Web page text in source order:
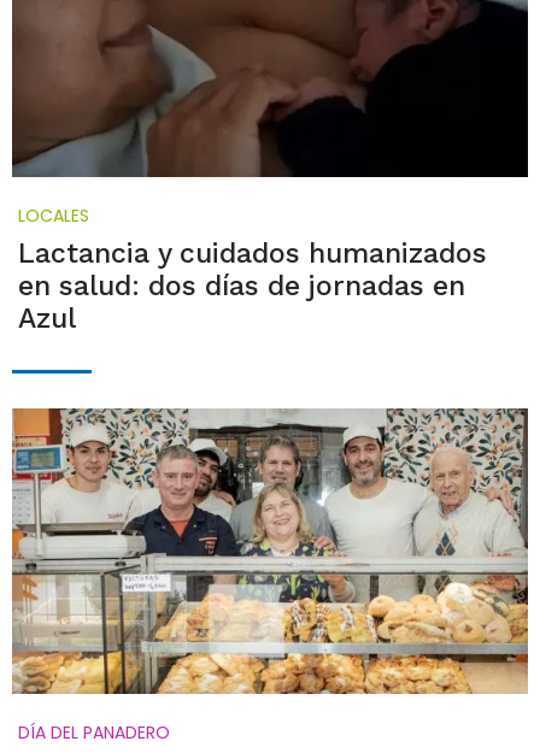
LOCALES
Lactancia y cuidados humanizados
en salud: dos días de jornadas en
Azul
DÍA DEL PANADERO